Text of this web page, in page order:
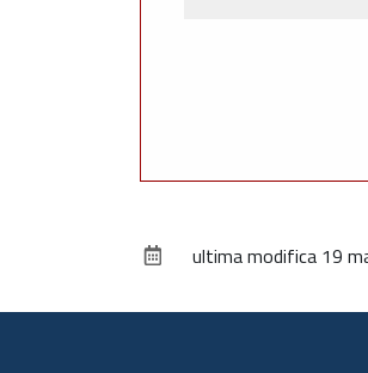
ultima modifica 19